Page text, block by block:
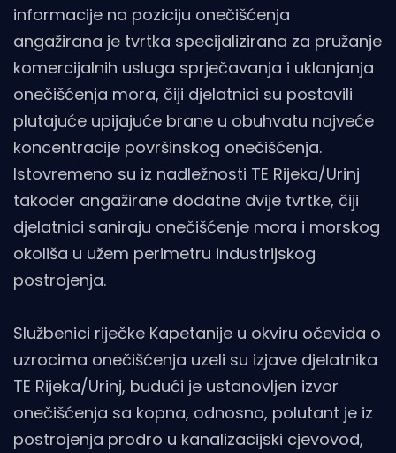
informacije na poziciju onečišćenja
angažirana je tvrtka specijalizirana za pružanje
komercijalnih usluga sprječavanja i uklanjanja
onečišćenja mora, čiji djelatnici su postavili
plutajuće upijajuće brane u obuhvatu najveće
koncentracije površinskog onečišćenja.
Istovremeno su iz nadležnosti TE Rijeka/Urinj
također angažirane dodatne dvije tvrtke, čiji
djelatnici saniraju onečišćenje mora i morskog
okoliša u užem perimetru industrijskog
postrojenja.
Službenici riječke Kapetanije u okviru očevida o
uzrocima onečišćenja uzeli su izjave djelatnika
TE Rijeka/Urinj, budući je ustanovljen izvor
onečišćenja sa kopna, odnosno, polutant je iz
postrojenja prodro u kanalizacijski cjevovod,